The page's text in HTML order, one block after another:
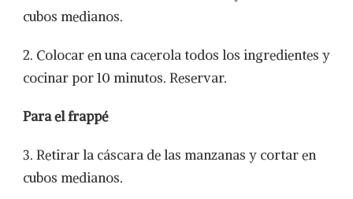
cubos medianos.
2. Colocar en una cacerola todos los ingredientes y
cocinar por 10 minutos. Reservar.
Para el frappé
3. Retirar la cáscara de las manzanas y cortar en
cubos medianos.